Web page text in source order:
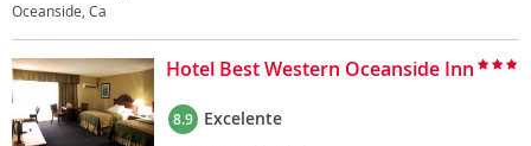
Oceanside, Ca
Hotel Best Western Oceanside Inn
8.9 Excelente